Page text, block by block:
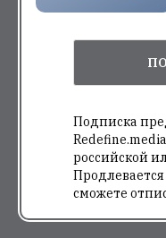
Подписка
российской
сможете